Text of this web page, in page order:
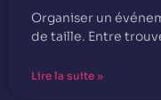
Organiser un
de taille. Entre
Lire la suite »